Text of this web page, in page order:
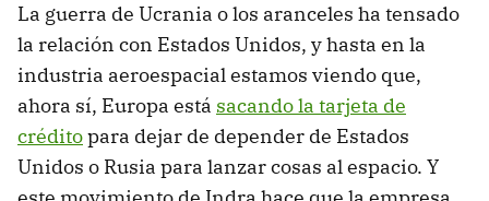
La guerra de Ucrania o los aranceles ha tensado
la relación con Estados Unidos, y hasta en la
industria aeroespacial estamos viendo que,
ahora sí, Europa está sacando la tarjeta de
créditopara dejar de depender de Estados
Unidos o Rusia para lanzar cosas al espacio. Y